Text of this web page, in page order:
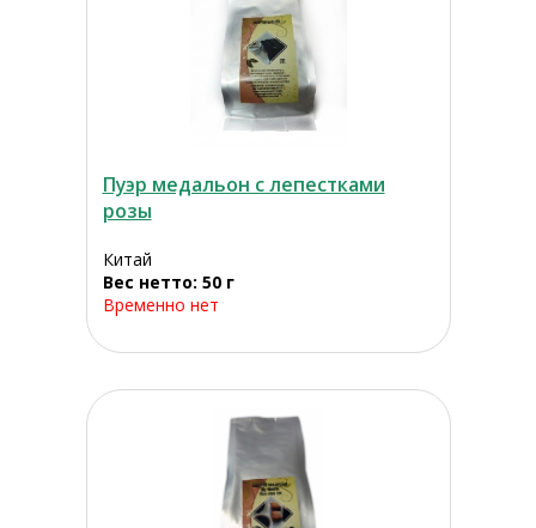
Пуэр медальон с лепестками
розы
Китай
Вес нетто: 50 г
Временно нет